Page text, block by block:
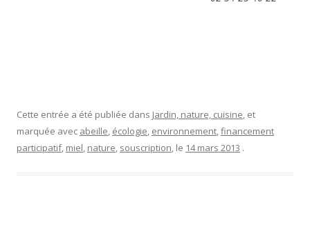
Il y a quelques semaines, je vous ai parlé d’unprojet de